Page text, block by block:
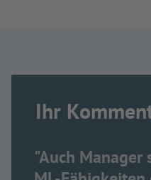
Ihr
"Auch